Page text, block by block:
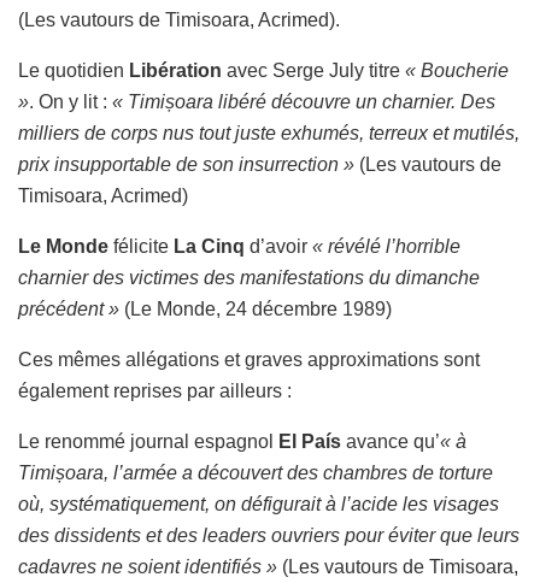
(Les vautours de Timisoara, Acrimed).
Le quotidien Libération avec Serge July titre « Boucherie
». On y lit : « Timișoara libéré découvre un charnier. Des
milliers de corps nus tout juste exhumés, terreux et mutilés,
prix insupportable de son insurrection » (Les vautours de
Timisoara, Acrimed)
Le Monde félicite La Cinq d’avoir « révélé l’horrible
charnier des victimes des manifestations du dimanche
précédent » (Le Monde, 24 décembre 1989)
Ces mêmes allégations et graves approximations sont
également reprises par ailleurs :
Le renommé journal espagnol El País avance qu’« à
Timișoara, l’armée a découvert des chambres de torture
où, systématiquement, on défigurait à l’acide les visages
des dissidents et des leaders ouvriers pour éviter que leurs
cadavres ne soient identifiés » (Les vautours de Timisoara,